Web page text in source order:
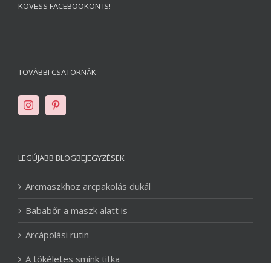
KÖVESS FACEBOOKON IS!
TOVÁBBI CSATORNÁK
LEGÚJABB BLOGBEJEGYZÉSEK
Arcmaszkhoz arcpakolás dukál
Bababőr a maszk alatt is
Arcápolási rutin
A tökéletes smink titka